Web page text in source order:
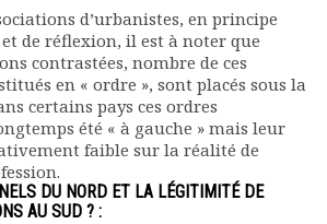
d’urbanistes, en principe
de réflexion, il est à noter que
contrastées, nombre de ces
en « ordre », sont placés sous la
certains pays ces ordres
été « à gauche » mais leur
faible sur la réalité de
DU NORD ET LA LÉGITIMITÉ DE
AU SUD ? :